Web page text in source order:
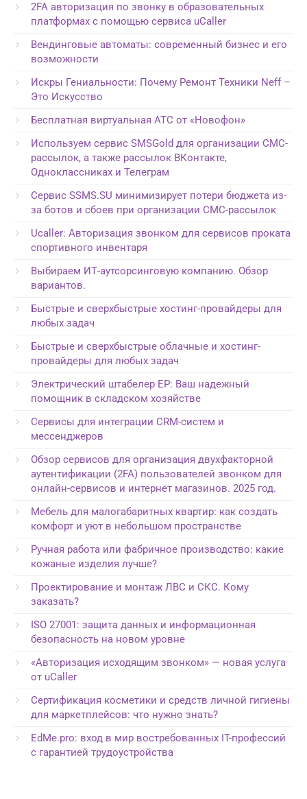
2FA авторизация по звонку в образовательных
платформах с помощью сервиса uCaller
Вендинговые автоматы: современный бизнес и его
возможности
Искры Гениальности: Почему Ремонт Техники Neff –
Это Искусство
Бесплатная виртуальная АТС от «Новофон»
Используем сервис SMSGold для организации СМС-
рассылок, а также рассылок ВКонтакте,
Одноклассниках и Телеграм
Сервис SSMS.SU минимизирует потери бюджета из-
за ботов и сбоев при организации СМС-рассылок
Ucaller: Авторизация звонком для сервисов проката
спортивного инвентаря
Выбираем ИТ-аутсорсинговую компанию. Обзор
вариантов.
Быстрые и сверхбыстрые хостинг-провайдеры для
любых задач
Быстрые и сверхбыстрые облачные и хостинг-
провайдеры для любых задач
Электрический штабелер EP: Ваш надежный
помощник в складском хозяйстве
Сервисы для интеграции CRM-систем и
мессенджеров
Обзор сервисов для организация двухфакторной
аутентификации (2FA) пользователей звонком для
онлайн-сервисов и интернет магазинов. 2025 год.
Мебель для малогабаритных квартир: как создать
комфорт и уют в небольшом пространстве
Ручная работа или фабричное производство: какие
кожаные изделия лучше?
Проектирование и монтаж ЛВС и СКС. Кому
заказать?
ISO 27001: защита данных и информационная
безопасность на новом уровне
«Авторизация исходящим звонком» — новая услуга
от uCaller
Сертификация косметики и средств личной гигиены
для маркетплейсов: что нужно знать?
EdMe.pro: вход в мир востребованных IT-профессий
с гарантией трудоустройства